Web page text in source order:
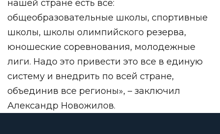
нашей стране есть все:
общеобразовательные школы, спортивные
школы, школы олимпийского резерва,
юношеские соревнования, молодежные
лиги. Надо это привести это все в единую
систему и внедрить по всей стране,
объединив все регионы», – заключил
Александр Новожилов.